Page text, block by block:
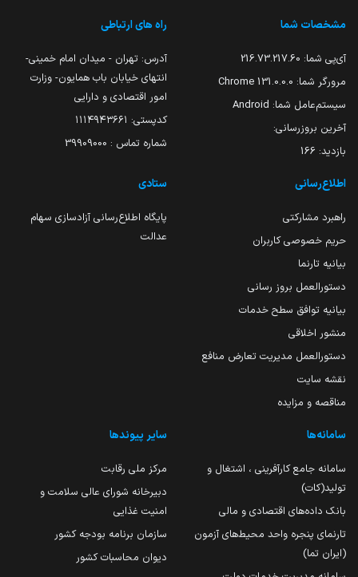
مشخصات شما
آی‌پی شما: 216.73.217.60
مرورگر شما: 131.0.0.0 Chrome
سیستم‌عامل شما: Android
آخرین بروزرسانی:
بازدید: 166
راه های ارتباطی
آدرس: تهران - میدان امام خمینی-
انتهای خیابان باب همایون- وزارت
امور اقتصادی و دارایی
کدپستی: ۱۱۱۴۹۴۳۶۶۱
شماره تماس : 39909000
اطلاع‌رسانی
راهبرد مشارکتی
حریم خصوصی کاربران
بیانیه تارنما
دستورالعمل بروز رسانی
بیانیه توافق سطح خدمات
منشور اخلاقی
دستورالعمل مدیریت تعارض منافع
نقشه سایت
مناقصه و مزایده
ستادی
پایگاه اطلاع‌رسانی آزادسازی سهام
عدالت
سامانه‌ها
سامانه جامع کارآفرینی ، اشتغال و
تولید(کات)
بانک داده‌های اقتصادی و مالی
تارنمای پنجره واحد محیط‌های آزمون
(ایران تما)
سایر پیوندها
مرکز ملی رقابت
دبیرخانه شورای عالی سلامت و
امنیت غذایی
سازمان برنامه بودجه کشور
دیوان محاسبات کشور